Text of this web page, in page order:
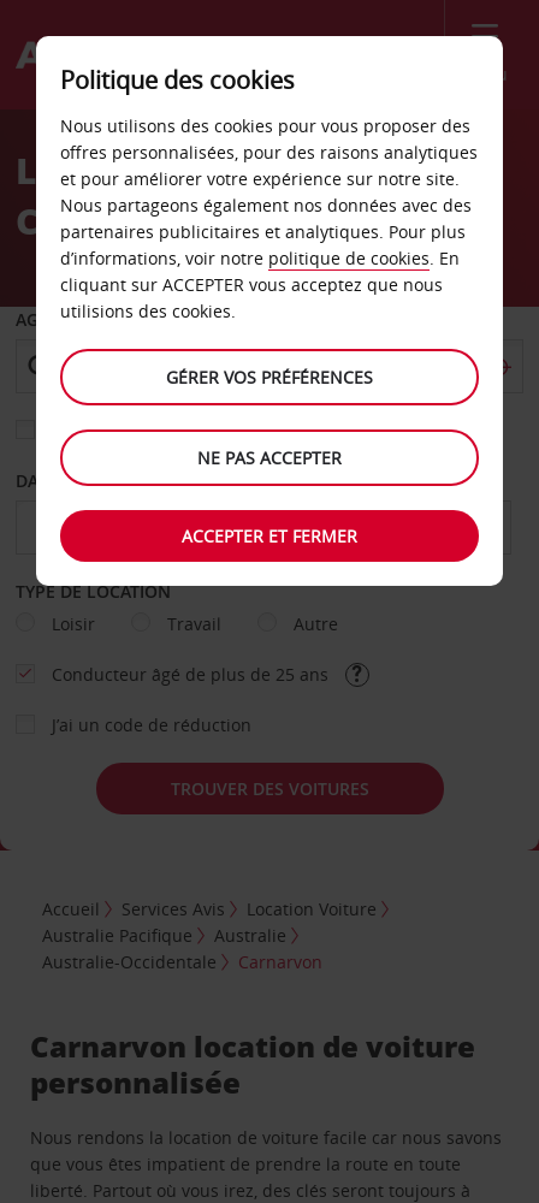
Menu
Welcome
AvisLocation de voiture
Carnarvon
AGENCE DE DÉPART
Sélectionnez une autre agence de retour
DATE DE DÉPART DATE DE RETOUR
TYPE DE LOCATION
Loisir
Travail Autre
Conducteur âgé de plus de 25 ans
J’ai un code de réduction
TROUVER DES VOITURES
Accueil Services Avis
Location Voiture
Australie Pacifique
Australie
Australie-Occidentale
Carnarvon
Carnarvon location de voiture
personnalisée
Nous rendons la location de voiture facile car nous savons
que vous êtes impatient de prendre la route en toute
liberté. Partout où vous irez, des clés seront toujours à
Politique des cookies
Nous utilisons des cookies pour vous proposer des
offres personnalisées, pour des raisons analytiques
et pour améliorer votre expérience sur notre site.
Nous partageons également nos données avec des
partenaires publicitaires et analytiques. Pour plus
d’informations, voir notre politique de cookies. En
cliquant sur ACCEPTER vous acceptez que nous
utilisions des cookies.
GÉRER VOS PRÉFÉRENCES
NE PAS ACCEPTER
ACCEPTER ET FERMER